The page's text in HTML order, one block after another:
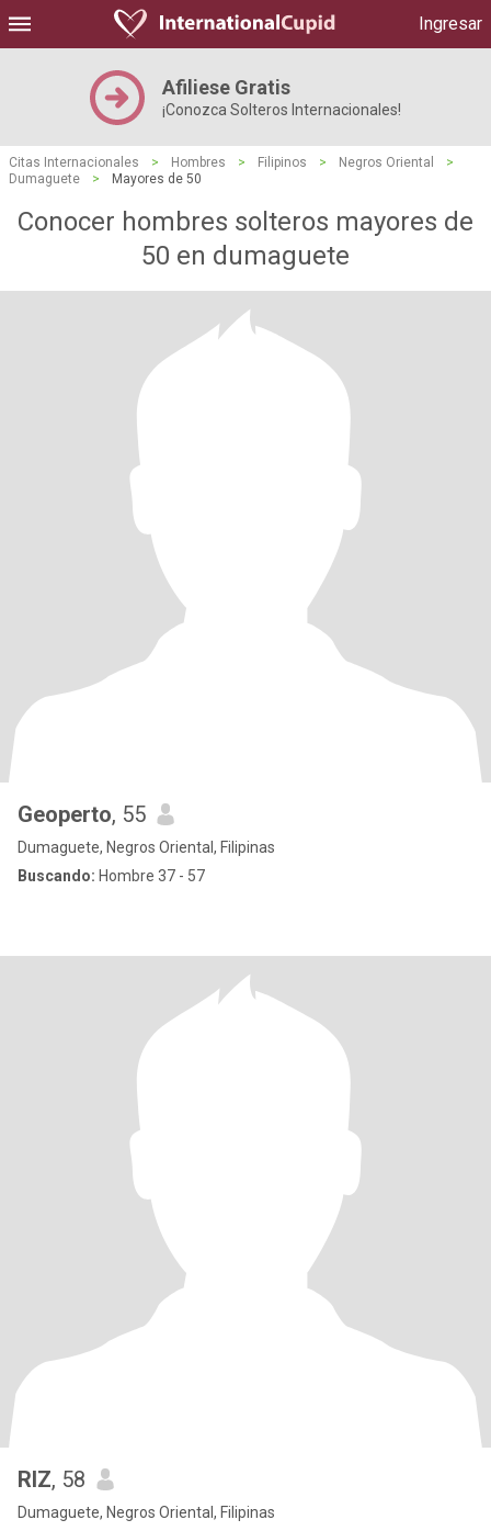
Ingresar
Afiliese Gratis
¡Conozca Solteros Internacionales!
Citas Internacionales > Hombres > Filipinos > Negros Oriental
>
Dumaguete
> Mayores de 50
Conocer hombres solteros mayores de
50 en dumaguete
Geoperto, 55
Dumaguete, Negros Oriental, Filipinas
Buscando: Hombre 37 - 57
RIZ, 58
Dumaguete, Negros Oriental, Filipinas